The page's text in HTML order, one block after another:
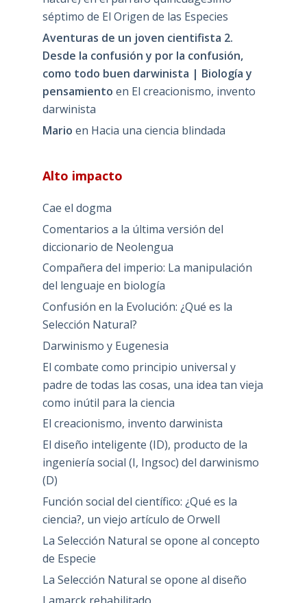
séptimo de El Origen de las Especies
Aventuras de un joven cientifista 2.
Desde la confusión y por la confusión,
como todo buen darwinista | Biología y
pensamiento en El creacionismo, invento
darwinista
Mario en Hacia una ciencia blindada
Alto impacto
Cae el dogma
Comentarios a la última versión del
diccionario de Neolengua
Compañera del imperio: La manipulación
del lenguaje en biología
Confusión en la Evolución: ¿Qué es la
Selección Natural?
Darwinismo y Eugenesia
El combate como principio universal y
padre de todas las cosas, una idea tan vieja
como inútil para la ciencia
El creacionismo, invento darwinista
El diseño inteligente (ID), producto de la
ingeniería social (I, Ingsoc) del darwinismo
(D)
Función social del científico: ¿Qué es la
ciencia?, un viejo artículo de Orwell
La Selección Natural se opone al concepto
de Especie
La Selección Natural se opone al diseño